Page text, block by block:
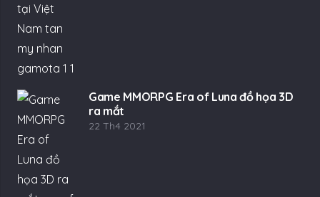
Game MMORPG Era of Luna đồ họa 3D
ra mắt
22 Th4 2021